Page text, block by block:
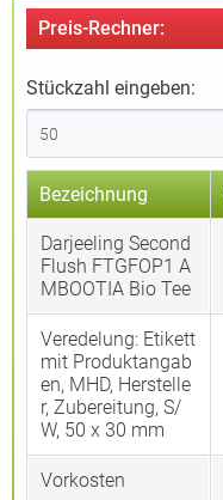
Preis-Rechner:
Stückzahl eingeben:
Bezeichnung
Darjeeling Second
Flush FTGFOP1 A
MBOOTIA Bio Tee
Veredelung: Etikett
mit Produktangab
en, MHD, Herstelle
r, Zubereitung, S/
W, 50 x 30 mm
Vorkosten